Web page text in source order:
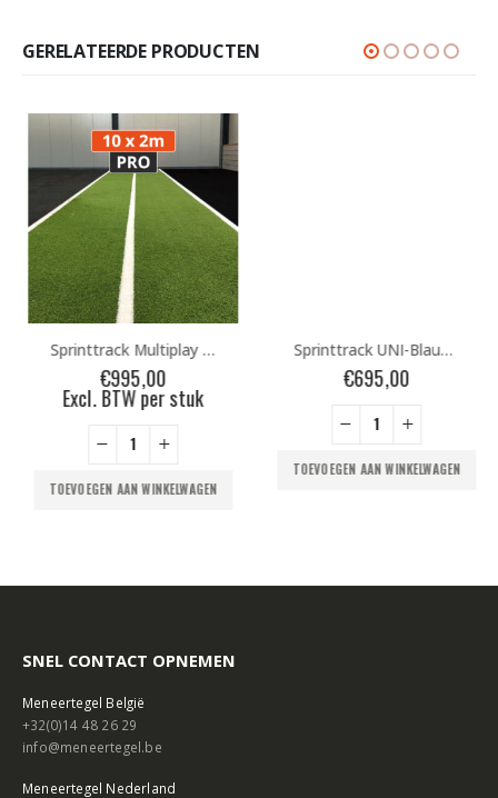
GERELATEERDE PRODUCTEN
Sprinttrack Multiplay PRO 10x2m Groen
€995,00
Excl. BTW per stuk
TOEVOEGEN AAN WINKELWAGEN
TOEVOEGEN AAN WINKELWAGEN
SNEL CONTACT OPNEMEN
Meneertegel België
+32(0)14 48 26 29
info@meneertegel.be
Meneertegel Nederland